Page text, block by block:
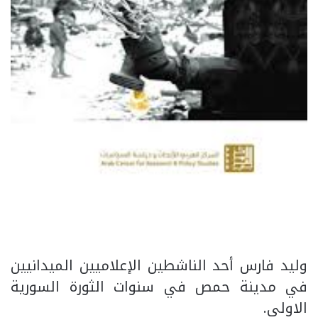
وليد فارس أحد الناشطين الإعلاميين الميدانيين
في مدينة حمص في سنوات الثورة السورية
الاولى.